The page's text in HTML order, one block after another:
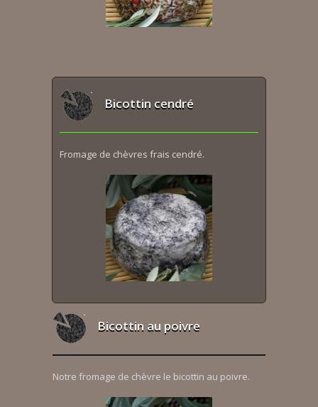
Bicottin cendré
Fromage de chèvres frais cendré.
Bicottin au poivre
Notre fromage de chèvre le bicottin au poivre.